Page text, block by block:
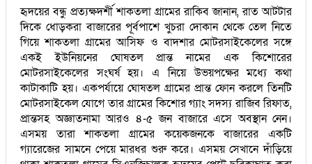
হৃদয়ের বন্ধু প্রত্যক্ষদর্শী শাকতলা গ্রামের রাকিব জানান, রাত আটটার
দিকে ধোড়করা বাজারের পূর্বপাশে খুচরা দোকান থেকে তেল নিতে
গিয়ে শাকতলা গ্রামের আসিফ ও বাদশার মোটরসাইকেলের সঙ্গে
একই ইউনিয়নের ঘোষতল প্রান্ত নামের এক কিশোরের
মোটরসাইকেলের সংঘর্ষ হয়। এ নিয়ে উভয়পক্ষের মধ্যে কথা
কাটাকাটি হয়। একপর্যায়ে ঘোষতল গ্রামের প্রান্ত ফোন করলে তিনটি
মোটরসাইকেল যোগে তার গ্রামের কিশোর গ্যাং সদস্য রাজিব রিফাত,
প্রান্তসহ অজ্ঞাতনামা আরও ৪-৫ জন বাজারে এসে অবস্থান নেন।
এসময় তারা শাকতলা গ্রামের কয়েকজনকে বাজারের একটি
গ্যারেজের সামনে পেয়ে মারধর শুরু করে। এসময় সেখানে দাঁড়িয়ে